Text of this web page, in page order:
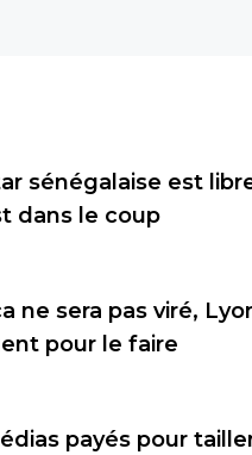
sénégalaise est
dans le coup
ne sera pas viré,
pour le faire
payés pour